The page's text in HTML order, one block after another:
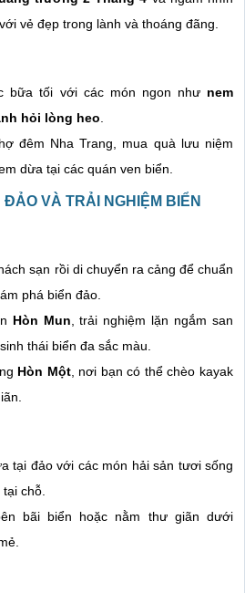
vẻ đẹp trong lành và thoáng đãng.
bữa tối với các món ngon như nem
hỏi lòng heo
đêm Nha Trang, mua quà lưu niệm
dừa tại các quán ven biển.
ĐẢO VÀ TRẢI NGHIỆM BIỂN
sạn rồi di chuyển ra cảng để chuẩn
phá biển đảo.
Hòn Mun , trải nghiệm lặn ngắm san
thái biển đa sắc màu.
Hòn Một, nơi bạn có thể chèo kayak
tại đảo với các món hải sản tươi sống
chỗ.
bãi biển hoặc nằm thư giãn dưới